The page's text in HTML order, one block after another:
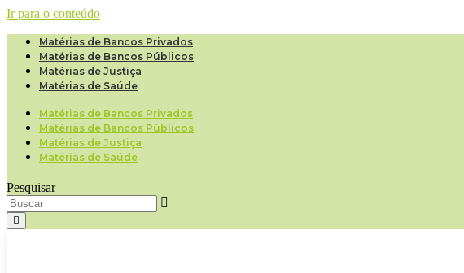
Ir para o conteúdo
Matérias de Bancos Privados
Matérias de Bancos Públicos
Matérias de Justiça
Matérias de Saúde
Matérias de Bancos Privados
Matérias de Bancos Públicos
Matérias de Justiça
Matérias de Saúde
Pesquisar